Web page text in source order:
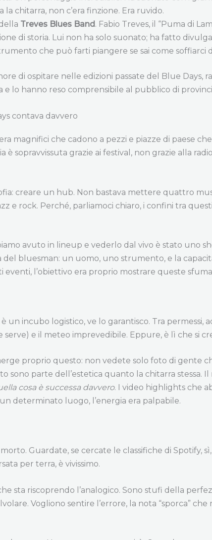
chitarra, non c’era finzione. Era ruvido.
Treves Blues Band . Fabio Treves, il “Puma di
di storia. Lui non ha solo suonato; ha fatto
che può farti piangere se sai come soffiarci
di ospitare nelle edizioni passate del Blue
lo hanno reso comprensibile al pubblico di
contava davvero
magnifici che cadono a pezzi e piazze di paese
sopravvissuta grazie ai festival, non grazie alla
creare un hub. Non bastava mettere quattro
e rock. Perché, parliamoci chiaro, i confini tra
avuto in lineup e vederlo dal vivo è stato uno
del bluesman: un uomo, uno strumento, e la
eventi, l’obiettivo era proprio mostrare queste
un incubo logistico, ve lo garantisco. Tra permessi,
e il meteo imprevedibile. Eppure, è lì che si
proprio questo: non vedete solo foto di gente
sono parte dell’estetica quanto la chitarra stessa. Il
cosa è successa davvero. I video highlights che
determinato luogo, l’energia era palpabile.
Guardate, se cercate le classifiche di Spotify,
per terra, è vivissimo.
sta riscoprendo l’analogico. Sono stufi della
Vogliono sentire l’errore, la nota “sporca”